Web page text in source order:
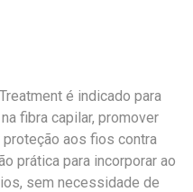
é indicado para
fibra capilar, promover
aos fios contra
prática para incorporar ao
sem necessidade de